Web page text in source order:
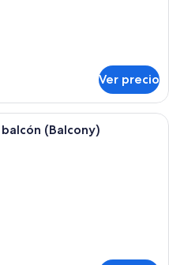
Ver precio
habitación de hotel moderna
(Balcony)